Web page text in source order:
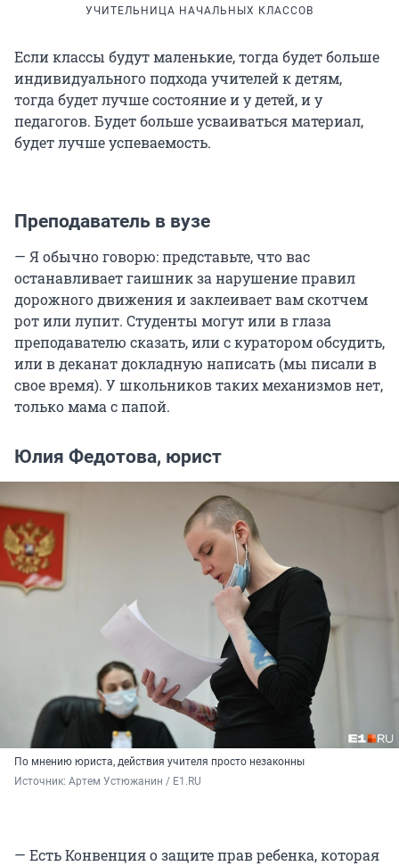
УЧИТЕЛЬНИЦА НАЧАЛЬНЫХ КЛАССОВ
Если классы будут маленькие, тогда будет больше
индивидуального подхода учителей к детям,
тогда будет лучше состояние и у детей, и у
педагогов. Будет больше усваиваться материал,
будет лучше успеваемость.
Преподаватель в вузе
— Я обычно говорю: представьте, что вас
останавливает гаишник за нарушение правил
дорожного движения и заклеивает вам скотчем
рот или лупит. Студенты могут или в глаза
преподавателю сказать, или с куратором обсудить,
или в деканат докладную написать (мы писали в
свое время). У школьников таких механизмов нет,
только мама с папой.
Юлия Федотова, юрист
По мнению юриста, действия учителя просто незаконны
Источник: Артем Устюжанин / E1.RU
— Есть Конвенция о защите прав ребенка, которая